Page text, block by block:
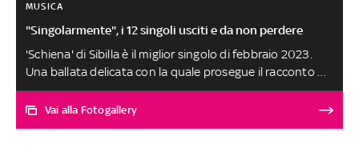
MUSICA
"Singolarmente", i 12 singoli usciti e da non perdere
'Schiena' di Sibilla è il miglior singolo di febbraio 2023.
Una ballata delicata con la quale prosegue il racconto di
una storia conclusa con Roma a fare da sfondo. L'Urbe è
protagonista delle sensazioni post rottura cantate
Vai alla Fotogallery